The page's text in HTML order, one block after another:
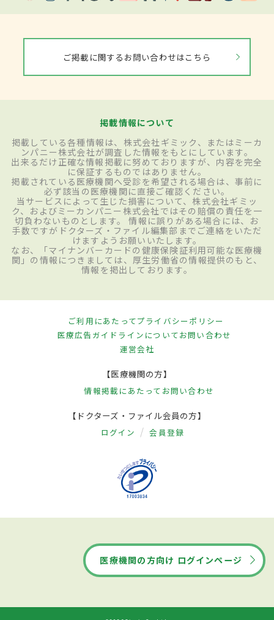
ご掲載に関するお問い合わせはこちら
掲載情報について
掲載している各種情報は、株式会社ギミック、またはミーカ
ンパニー株式会社が調査した情報をもとにしています。
出来るだけ正確な情報掲載に努めておりますが、内容を完全
に保証するものではありません。
掲載されている医療機関へ受診を希望される場合は、事前に
必ず該当の医療機関に直接ご確認ください。
当サービスによって生じた損害について、株式会社ギミッ
ク、およびミーカンパニー株式会社ではその賠償の責任を一
切負わないものとします。 情報に誤りがある場合には、お
手数ですがドクターズ・ファイル編集部までご連絡をいただ
けますようお願いいたします。
なお、「マイナンバーカードの健康保険証利用可能な医療機
関」の情報につきましては、厚生労働省の情報提供のもと、
情報を掲出しております。
ご利用にあたってプライバシーポリシー
医療広告ガイドラインについてお問い合わせ
運営会社
【医療機関の方】
情報掲載にあたって お問い合わせ
【ドクターズ・ファイル会員の方】
ログイン 会員登録
医療機関の方向け ログインページ